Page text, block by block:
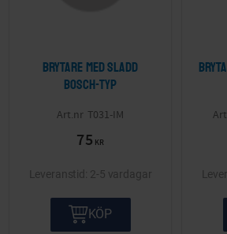
Brytare med sladd
Bosch-typ
T031-IM
75 KR
2-5 vardagar
KÖP